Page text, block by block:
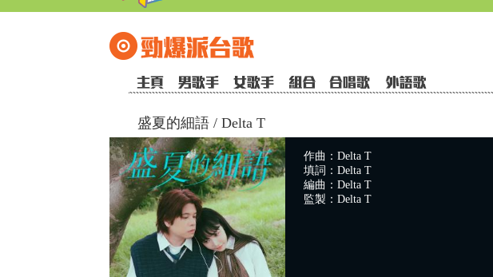
盛夏的細語 / Delta T
作曲：Delta T
填詞：Delta T
編曲：Delta T
監製：Delta T